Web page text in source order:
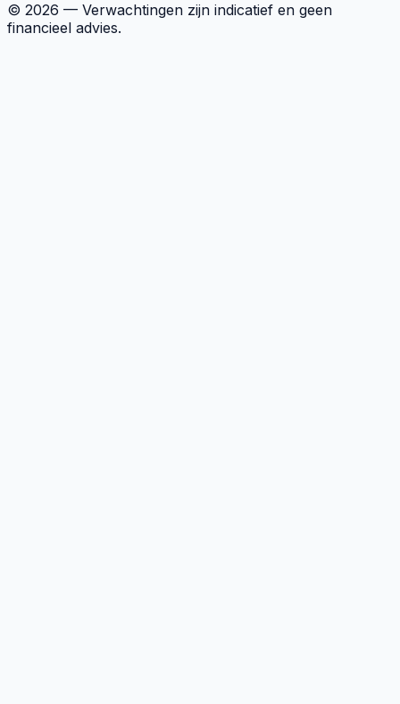
© 2026 — Verwachtingen zijn indicatief en geen
financieel advies.